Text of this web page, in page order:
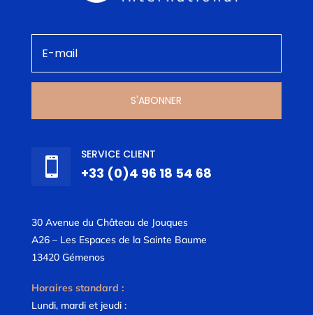
S'ABONNER

SERVICE CLIENT
+33 (0)4 96 18 54 68
30 Avenue du Château de Jouques
A26 – Les Espaces de la Sainte Baume
13420 Gémenos
Horaires standard :
Lundi, mardi et jeudi :